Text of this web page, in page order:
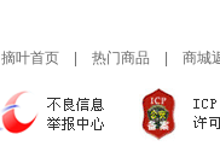
摘叶首页| 热门商品 商城